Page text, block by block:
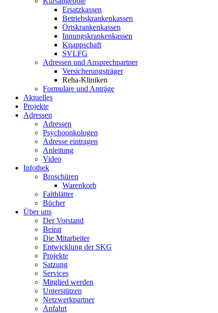
Ersatzkassen
Betriebskrankenkassen
Ortskrankenkassen
Innungskrankenkassen
Knappschaft
SVLFG
Adressen und Ansprechpartner
Versicherungsträger
Reha-Kliniken
Formulare und Anträge
Aktuelles
Projekte
Adressen
Adressen
Psychoonkologen
Adresse eintragen
Anleitung
Video
Infothek
Broschüren
Warenkorb
Faltblätter
Bücher
Über uns
Der Vorstand
Beirat
Die Mitarbeiter
Entwicklung der SKG
Projekte
Satzung
Services
Mitglied werden
Unterstützen
Netzwerkpartner
Anfahrt